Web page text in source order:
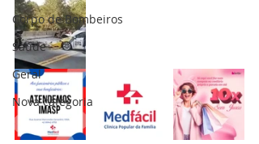
Corpo de Bombeiros
Saúde
Geral
Nova categoria